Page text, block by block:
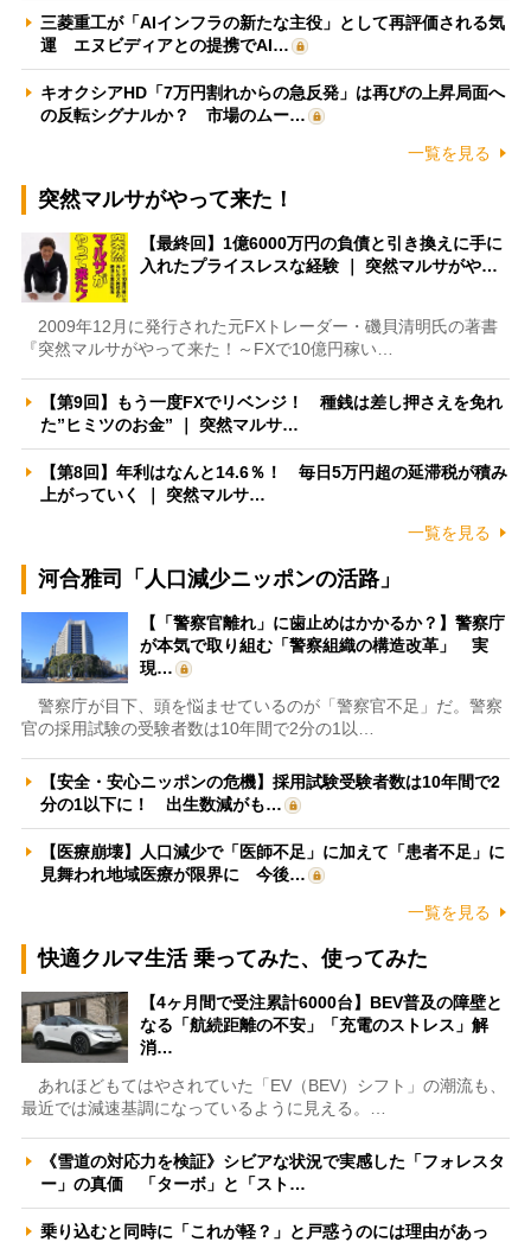
三菱重工が「AIインフラの新たな主役」として再評価される気
運 エヌビディアとの提携でAI…
キオクシアHD「7万円割れからの急反発」は再びの上昇局面へ
の反転シグナルか？ 市場のムー…
一覧を見る
突然マルサがやって来た！
【最終回】1億6000万円の負債と引き換えに手に
入れたプライスレスな経験 ｜ 突然マルサがや…
2009年12月に発行された元FXトレーダー・磯貝清明氏の著書
『突然マルサがやって来た！～FXで10億円稼い…
【第9回】もう一度FXでリベンジ！ 種銭は差し押さえを免れ
た”ヒミツのお金” ｜ 突然マルサ…
【第8回】年利はなんと14.6％！ 毎日5万円超の延滞税が積み
上がっていく ｜ 突然マルサ…
一覧を見る
河合雅司「人口減少ニッポンの活路」
【「警察官離れ」に歯止めはかかるか？】警察庁
が本気で取り組む「警察組織の構造改革」 実
現…
警察庁が目下、頭を悩ませているのが「警察官不足」だ。警察
官の採用試験の受験者数は10年間で2分の1以…
【安全・安心ニッポンの危機】採用試験受験者数は10年間で2
分の1以下に！ 出生数減がも…
【医療崩壊】人口減少で「医師不足」に加えて「患者不足」に
見舞われ地域医療が限界に 今後…
一覧を見る
快適クルマ生活 乗ってみた、使ってみた
【4ヶ月間で受注累計6000台】BEV普及の障壁と
なる「航続距離の不安」「充電のストレス」解
消…
あれほどもてはやされていた「EV（BEV）シフト」の潮流も、
最近では減速基調になっているように見える。…
《雪道の対応力を検証》シビアな状況で実感した「フォレスタ
ー」の真価 「ターボ」と「スト…
乗り込むと同時に「これが軽？」と戸惑うのには理由があっ